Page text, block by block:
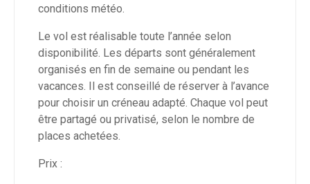
conditions météo.
Le vol est réalisable toute l’année selon
disponibilité. Les départs sont généralement
organisés en fin de semaine ou pendant les
vacances. Il est conseillé de réserver à l’avance
pour choisir un créneau adapté. Chaque vol peut
être partagé ou privatisé, selon le nombre de
places achetées.
Prix :